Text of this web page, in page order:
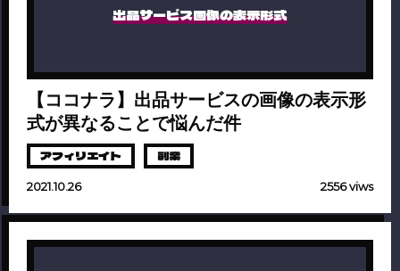
出品サービス画像の表示形式
【ココナラ】出品サービスの画像の表示形
式が異なることで悩んだ件
アフィリエイト 副業
2021.10.26 2556 viws